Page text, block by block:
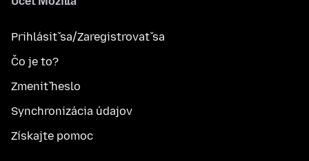
Prihlásiť sa/Zaregistrovať sa
Čo je to?
Zmeniť heslo
Synchronizácia údajov
Získajte pomoc